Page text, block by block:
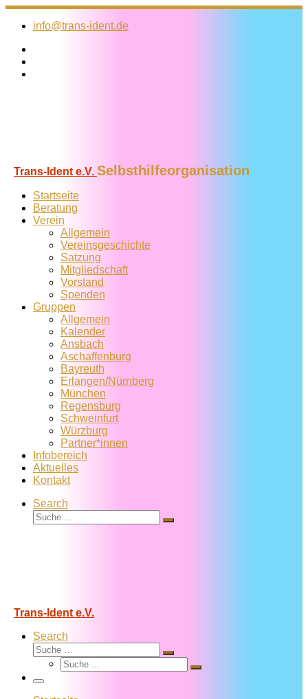
Zum
Inhalt
info@trans-ident.de
Trans-Ident e.V. Selbsthilfeorganisation
Startseite
Beratung
Verein
Allgemein
Vereins­geschichte
Satzung
Mitglied­schaft
Vorstand
Spenden
Gruppen
Allgemein
Kalender
Ansbach
Aschaffenburg
Bayreuth
Erlangen/Nürnberg
München
Regensburg
Schweinfurt
Würzburg
Partner*innen
Infobereich
Aktuelles
Kontakt
Search
Suche
Suche
Trans-Ident e.V.
Search
Suche
Suche
Suche
Suche
Menü